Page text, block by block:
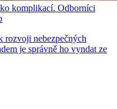
komplikací. Odborníci
rozvoji nebezpečných
je správně ho vyndat ze